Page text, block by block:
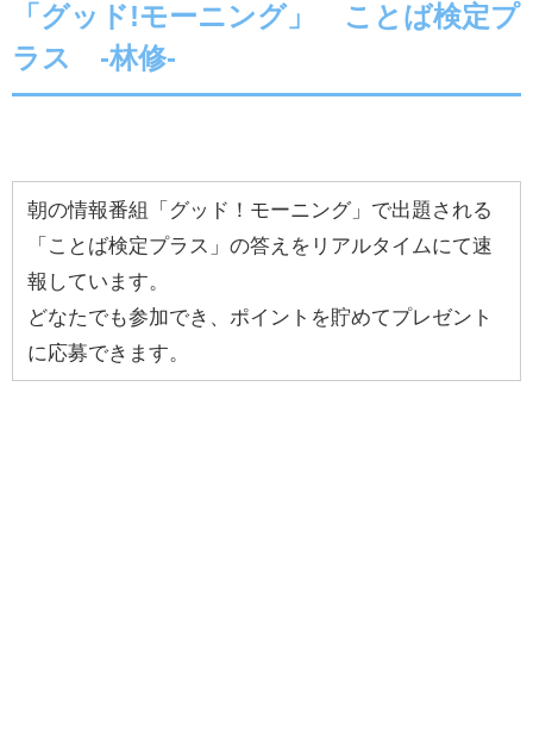
「グッド!モーニング」 ことば検定プ
ラス -林修-
朝の情報番組「グッド！モーニング」で出題される
「ことば検定プラス」の答えをリアルタイムにて速
報しています。
どなたでも参加でき、ポイントを貯めてプレゼント
に応募できます。